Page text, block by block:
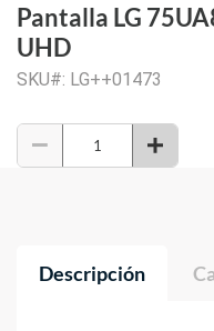
Pantalla LG
UHD
SKU#: LG++01473
Descripción